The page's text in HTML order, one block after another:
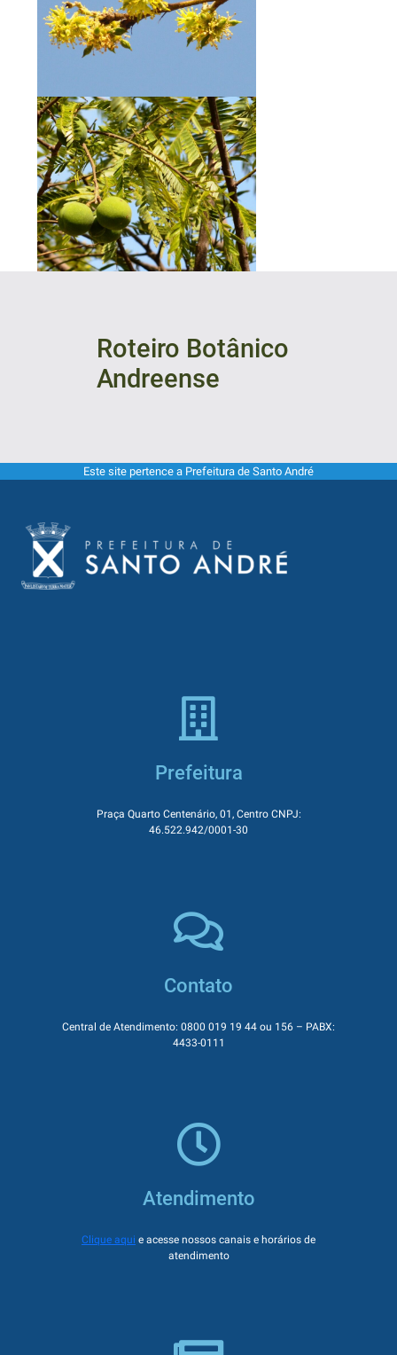
Roteiro Botânico
Andreense
Este site pertence a Prefeitura de Santo André
Prefeitura
Praça Quarto Centenário, 01, Centro CNPJ:
46.522.942/0001-30
Contato
Central de Atendimento: 0800 019 19 44 ou 156 – PABX:
4433-0111
Atendimento
Clique aqui e acesse nossos canais e horários de
atendimento